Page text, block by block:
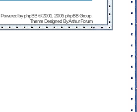
Powered byphpBB© 2001, 2005 phpBB Group.
Theme Designed ByArthur Forum